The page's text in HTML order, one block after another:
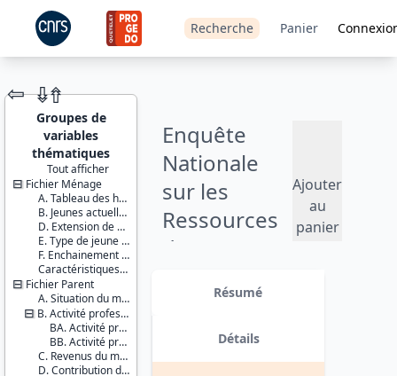
Recherche Panier
JEU DE
DONNÉES
Enquête
Nationale
sur les
Ressources
des Jeunes
Ajouter
au
panier
données fiscales portant sur les
revenus des parents suite à un
appariement ; - imputation de loyers
⇦ ⇮⇮
Groupes de
variables
thématiques
Tout afficher
Fichier Ménage
A. Tableau des habitants du logement
B. Jeunes actuellement à l’étranger (stages, etc.)
D. Extension de champ
E. Type de jeune adulte
F. Enchainement des questionnaires
Caractéristiques d'enquête
Fichier Parent
A. Situation du ménage du parent
B. Activité professionnelle du parent et de son conjoint
BA. Activité professionnelle du parent
BB. Activité professionnelle du conjoint du parent
C. Revenus du ménage du parent
D. Contribution du jeune au ménage du parent
Identifiants :
lil-1120
doi:10.13144/lil-
1120
Thème :
Conditions
de vie et
Résumé
Détails